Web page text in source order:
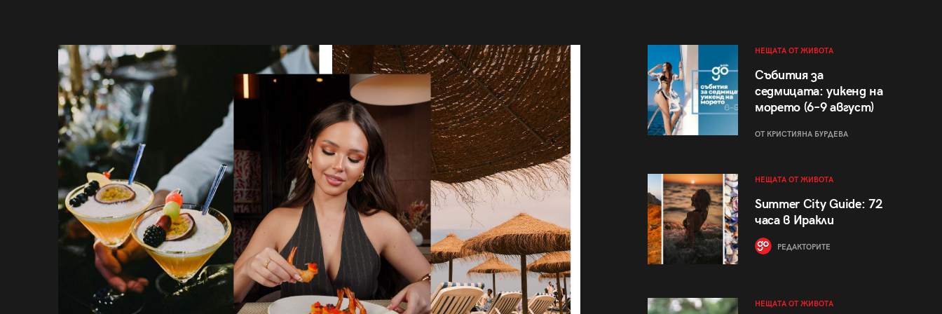
НЕЩАТА ОТ ЖИВОТА
Събития за
седмицата: уикенд на
морето (6–9 август)
ОТ КРИСТИЯНА БУРДЕВА
НЕЩАТА ОТ ЖИВОТА
Summer City Guide: 72
часа в Иракли
РЕДАКТОРИТЕ
НЕЩАТА ОТ ЖИВОТА